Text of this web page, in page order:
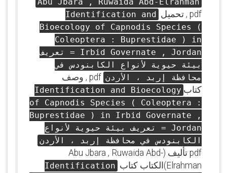
pdf , تحميل
Identification and
Bioecology of Capnodis Species (
Coleoptera : Buprestidae ) in
Irbid Governate , Jordan = تعريف
بيئة حيوية لأنواع الكابنودس في
محافظة إربد ، الأردن
pdf , وصف
كتاب Identification and Bioecology
of Capnodis Species ( Coleoptera :
Buprestidae ) in Irbid Governate ,
Jordan = تعريف بيئة حيوية لأنواع
الكابنودس في محافظة إربد ، الأردن
pdf تأليف (Abu Jbara , Ruwaida Abd-
Elrahman)الكتاب كتاب
Identification